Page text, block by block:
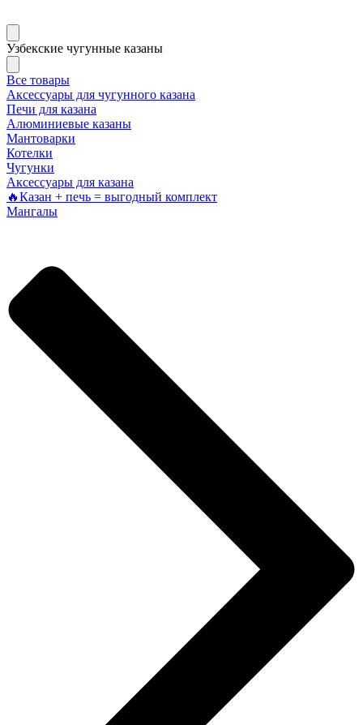
Узбекские чугунные казаны
Все товары
Аксессуары для чугунного казана
Печи для казана
Алюминиевые казаны
Мантоварки
Котелки
Чугунки
Аксессуары для казана
🔥Казан + печь = выгодный комплект
Мангалы